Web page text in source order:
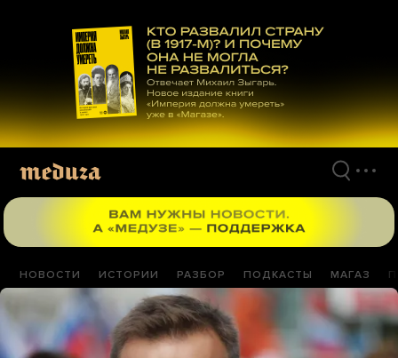
материалам
НОВОСТИ ИСТОРИИ РАЗБОР ПОДКАСТЫ МАГАЗ